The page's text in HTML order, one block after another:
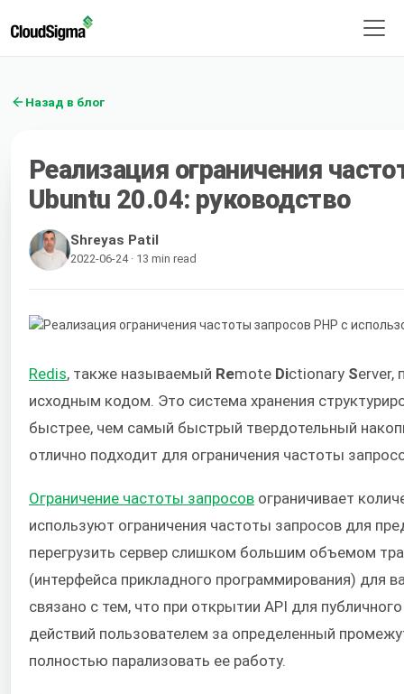
Назад в блог
Реализация ограничения
Ubuntu 20.04: руководство
Shreyas Patil
2022-06-24 · 13 min read
Redis, также называемый Remote Dictionary Server,
исходным кодом. Это система хранения
быстрее, чем самый быстрый твердотельный
отлично подходит для ограничения частоты
Ограничение частоты запросов ограничивает
используют ограничения частоты запросов для
перегрузить сервер слишком большим объемом
(интерфейса прикладного программирования) для
связано с тем, что при открытии API для
действий пользователем за определенный
полностью парализовать ее работу.